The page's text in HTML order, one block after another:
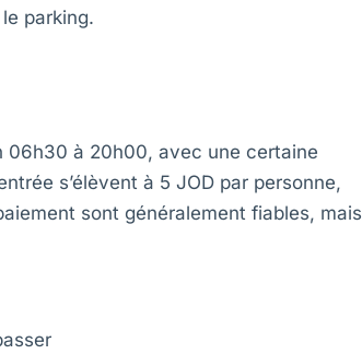
parking.
06h30 à 20h00, avec une certaine
s’élèvent à 5 JOD par personne,
sont généralement fiables, mais